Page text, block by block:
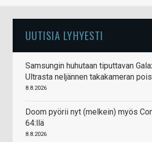
UUTISIA LYHYESTI
Samsungin huhutaan tiputtavan
Ultrasta neljännen takakameran pois
8.8.2026
Doom pyörii nyt (melkein) myös
64:llä
8.8.2026